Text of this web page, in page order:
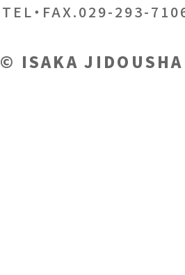
TEL・FAX.029-293-
© ISAKA